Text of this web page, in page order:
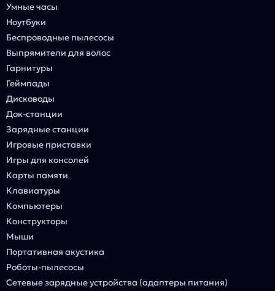
Умные часы
Ноутбуки
Беспроводные пылесосы
Выпрямители для волос
Гарнитуры
Геймпады
Дисководы
Док-станции
Зарядные станции
Игровые приставки
Игры для консолей
Карты памяти
Клавиатуры
Компьютеры
Конструкторы
Мыши
Портативная акустика
Роботы-пылесосы
Сетевые зарядные устройства (адаптеры питания)